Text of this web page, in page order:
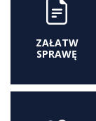
ZAŁATW
SPRAWĘ